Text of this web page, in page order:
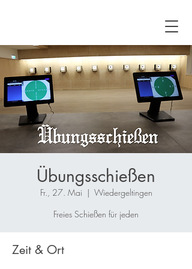
Übungsschießen
Fr., 27. Mai
  |
Wiedergeltingen
Freies Schießen für jeden
Zeit & Ort